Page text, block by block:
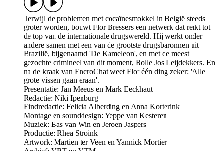
Terwijl de problemen met cocaïnesmokkel in België steeds
groter worden, bouwt Flor Bressers een netwerk dat reikt tot
de top van de internationale drugswereld. Hij werkt onder
andere samen met een van de grootste drugsbaronnen uit
Brazilië, bijgenaamd 'De Kameleon', en met de meest
gezochte crimineel van dit moment, Bolle Jos Leijdekkers. En
na de kraak van EncroChat weet Flor één ding zeker: 'Alle
grote vissen gaan eraan'.
Presentatie: Jan Meeus en Mark Eeckhaut
Redactie: Niki Ipenburg
Eindredactie: Felicia Alberding en Anna Korterink
Montage en sounddesign: Yeppe van Kesteren
Muziek: Bas van Win en Jeroen Jaspers
Productie: Rhea Stroink
Artwork: Martien ter Veen en Yannick Mortier